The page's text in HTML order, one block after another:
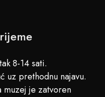
8-14 sati.
uz prethodnu najavu.
muzej je zatvoren